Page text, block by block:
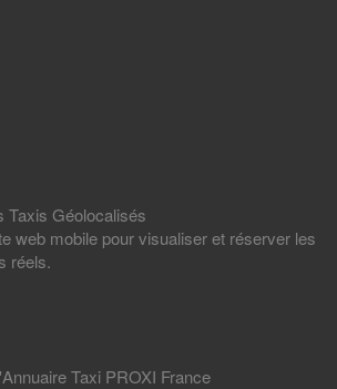
Taxis Géolocalisés
web mobile pour visualiser et réserver les
réels.
Taxi PROXI France